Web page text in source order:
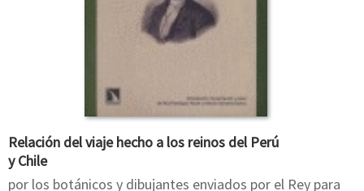
Relación del viaje hecho a los reinos del Perú
y Chile
por los botánicos y dibujantes enviados por el Rey para